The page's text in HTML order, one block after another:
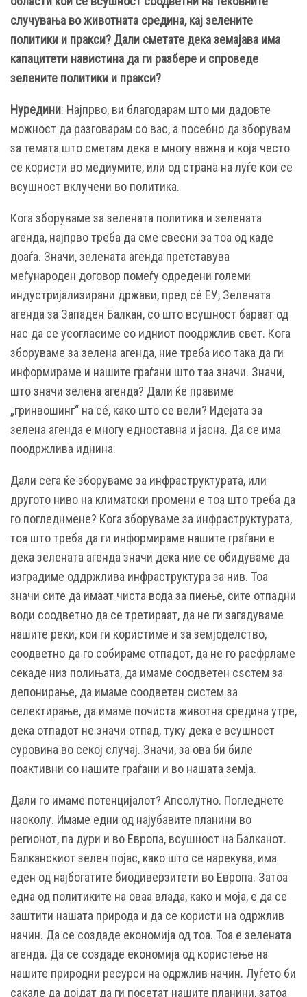
случувања во животната средина, кај зелените
политики и пракси? Дали сметате дека земајава има
капацитети навистина да ги разбере и спроведе
зелените политики и пракси?
Нуредини: Најпрво, ви благодарам што ми дадовте
можност да разговарам со вас, а посебно да зборувам
за темата што сметам дека е многу важна и која често
се користи во медиумите, или од страна на луѓе кои се
всушност вклучени во политика.
Кога зборуваме за зелената политика и зелената
агенда, најпрво треба да сме свесни за тоа од каде
доаѓа. Значи, зелената агенда претставува
меѓународен договор помеѓу одредени големи
индустријализирани држави, пред сé ЕУ, Зелената
агенда за Западен Балкан, со што всушност бараат од
нас да се усогласиме со идниот поодржлив свет. Кога
зборуваме за зелена агенда, ние треба исо така да ги
информираме и нашите граѓани што таа значи. Значи,
што значи зелена агенда? Дали ќе правиме
„гринвошинг“ на сé, како што се вели? Идејата за
зелена агенда е многу едноставна и јасна. Да се има
поодржлива иднина.
Дали сега ќе зборуваме за инфраструктурата, или
другото ниво на климатски промени е тоа што треба да
го погледнмене? Кога зборуваме за инфраструктурата,
тоа што треба да ги информираме нашите граѓани е
дека зелената агенда значи дека ние се обидуваме да
изградиме оддржлива инфраструктура за нив. Тоа
значи сите да имаат чиста вода за пиење, сите отпадни
води соодветно да се третираат, да не ги загадуваме
нашите реки, кои ги користиме и за земјоделство,
соодветно да го собираме отпадот, да не го расфрламе
секаде низ полињата, да имаме соодветен сѕстем за
депонирање, да имаме соодветен систем за
селектирање, да имаме почиста животна средина утре,
дека отпадот не значи отпад, туку дека е всушност
суровина во секој случај. Значи, за ова би биле
поактивни со нашите граѓани и во нашата земја.
Дали го имаме потенцијалот? Апсолутно. Погледнете
наоколу. Имаме едни од најубавите планини во
регионот, па дури и во Европа, всушност на Балканот.
Балканскиот зелен појас, како што се нарекува, има
еден од најбогатите биодиверзитети во Европа. Затоа
една од политиките на оваа влада, како и моја, е да се
заштити нашата природа и да се користи на одржлив
начин. Да се создаде економија од тоа. Тоа е зелената
агенда. Да се создаде економија од користење на
нашите природни ресурси на одржлив начин. Луѓето би
сакале да дојдат да ги посетат нашите планини, затоа